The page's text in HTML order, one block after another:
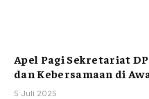
Apel Pagi Sekretariat
dan Kebersamaan di
5 Juli 2025